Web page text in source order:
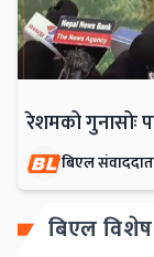
रेशमको गुनासोः
बिएल
बिएल विशेष